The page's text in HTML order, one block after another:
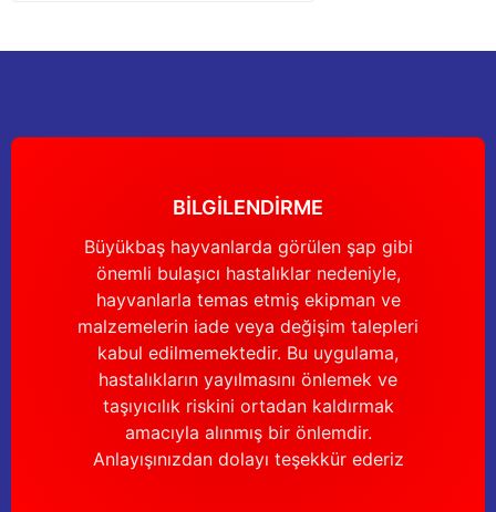
BİLGİLENDİRME
Büyükbaş hayvanlarda görülen şap gibi
önemli bulaşıcı hastalıklar nedeniyle,
hayvanlarla temas etmiş ekipman ve
malzemelerin iade veya değişim talepleri
kabul edilmemektedir. Bu uygulama,
hastalıkların yayılmasını önlemek ve
taşıyıcılık riskini ortadan kaldırmak
amacıyla alınmış bir önlemdir.
Anlayışınızdan dolayı teşekkür ederiz